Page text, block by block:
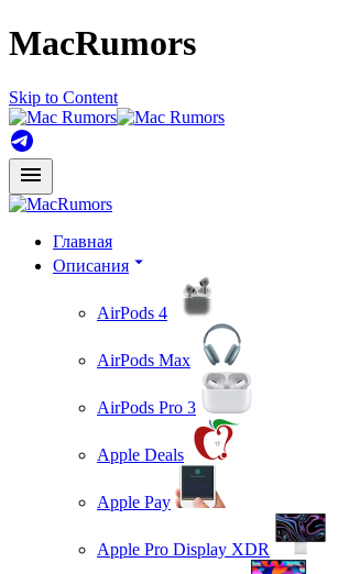
MacRumors
Skip to Content
Главная
Описания
AirPods 4
AirPods Max
AirPods Pro 3
Apple Deals
Apple Pay
Apple Pro Display XDR